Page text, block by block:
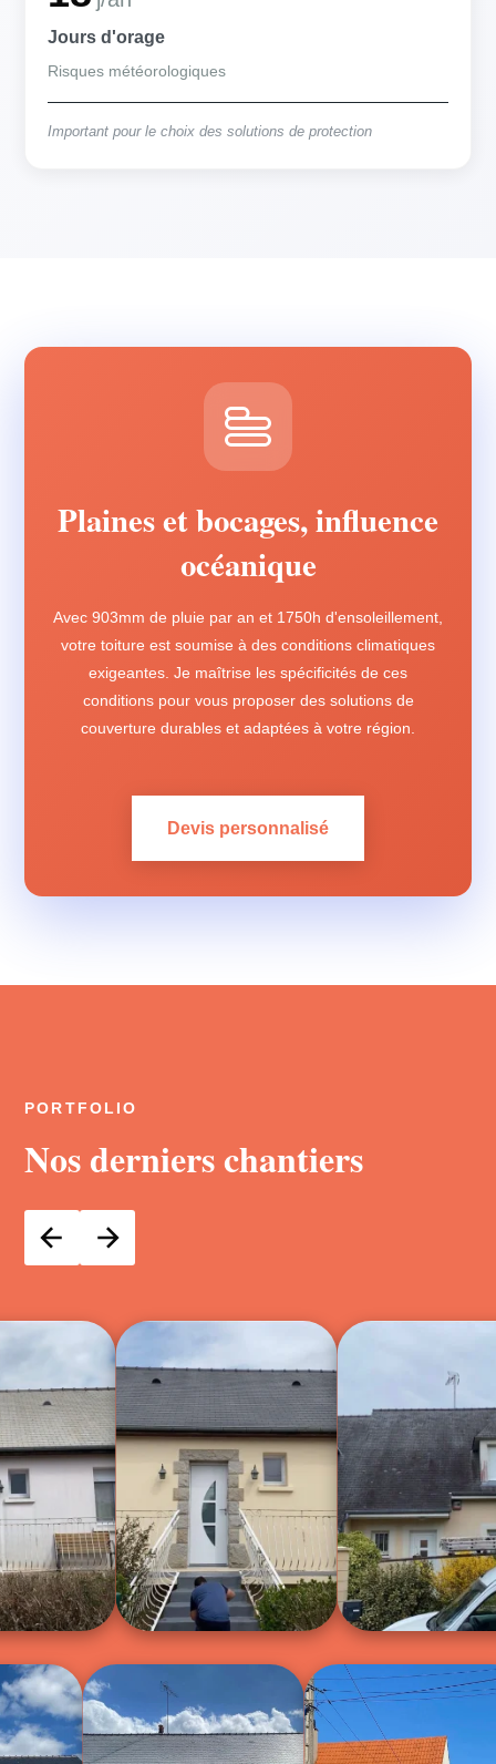
Jours d'orage
Risques météorologiques
Important pour le choix des solutions de protection
Plaines et bocages, influence
océanique
Avec 903mm de pluie par an et 1750h d'ensoleillement,
votre toiture est soumise à des conditions climatiques
exigeantes. Je maîtrise les spécificités de ces
conditions pour vous proposer des solutions de
couverture durables et adaptées à votre région.
Devis personnalisé
PORTFOLIO
Nos derniers chantiers